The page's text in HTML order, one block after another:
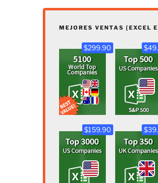
MEJORES VENTAS [EXCEL
$299.90
$159.90